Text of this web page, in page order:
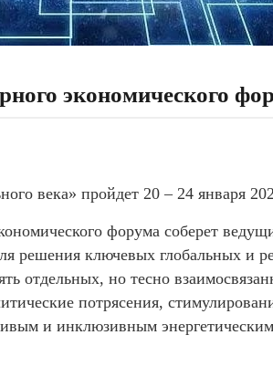
экономического
века» пройдет 20 – 24 января
форума соберет
решения ключевых глобальных и
отдельных, но тесно
потрясения,
и инклюзивным